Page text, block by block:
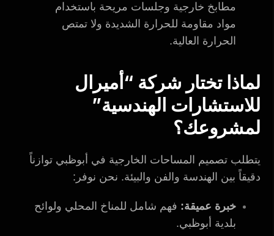
مطابخ خارجية وجلسات مريحة باستخدام
مواد مقاومة للحرارة الشديدة ولا تمتص
الحرارة العالية.
لماذا تختار شركة “أميرال
للاستشارات الهندسية”
لمشروعك؟
يتطلب تصميم المساحات الخارجية في أبوظبي توازناً
دقيقاً بين الهندسة والفن والبيئة. نحن نوفر:
خبرة عميقة: فهم شامل للمناخ المحلي ولوائح
بلدية أبوظبي.